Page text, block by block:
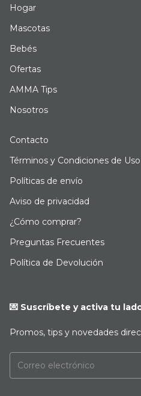
Hogar
Mascotas
Bebés
Ofertas
AMMA Tips
Nosotros
Contacto
Términos y Condiciones de Uso
Políticas de envío
Aviso de privacidad
¿Cómo comprar?
Preguntas Frecuentes
Política de Devolución
💌 Suscríbete y activa tu
Promos, tips y novedades